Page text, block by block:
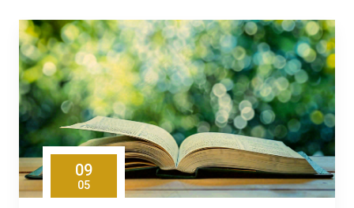
09
05